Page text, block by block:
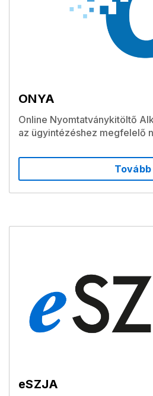
ONYA
Online Nyomtatványkitöltő
az ügyintézéshez megfelelő
Tovább
eSZJA